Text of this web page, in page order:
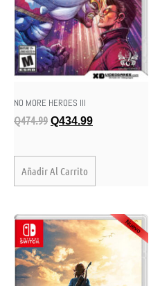
NO MORE HEROES III
Q474.99 Q434.99
Añadir Al Carrito